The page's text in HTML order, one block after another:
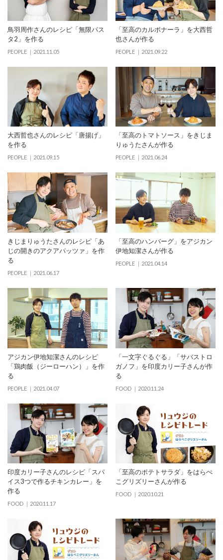
鳥羽周作さんのレシピ「無限パス
タ2」を作る
PEOPLE 2021.11.05
「至高のカルボナーラ」を大西哲
也さんが作る
PEOPLE 2021.09.22
大西哲也さんのレシピ「唐揚げ」
を作る
PEOPLE 2021.09.15
「⾄⾼のトマトソース」をきじま
りゅうたさんが作る
PEOPLE 2021.06.24
きじまりゅうたさんのレシピ「あ
じの開きのアクアパッツァ」を作
る
PEOPLE 2021.06.17
「至高のハンバーグ」をアジカン
伊地知潔さんが作る
PEOPLE 2021.04.14
アジカン伊地知潔さんのレシピ
「鶏肉飯（ジーローハン）」を作
る
PEOPLE 2021.04.07
「一文字ぐるぐる」「サバストロ
ガノフ」を印度カリー子さんが作
る
FOOD 2020.11.24
印度カリー子さんのレシピ「スパ
イス3つで作るチキンカレー」を
作る
FOOD 2020.11.17
「至高のポテトサラダ」をはらぺ
こグリズリーさんが作る
FOOD 2020.10.21